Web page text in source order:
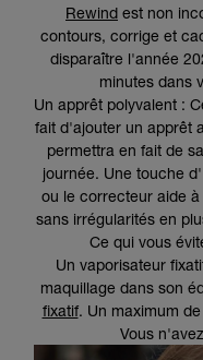
Rewind est non
contours, corrige et
disparaître l'année
minutes dans
Un apprêt polyvalent :
fait d'ajouter un apprêt
permettra en fait de
journée. Une touche d'
ou le correcteur aide
sans irrégularités en
Ce qui vous
Un vaporisateur
maquillage dans son
fixatif. Un maximum
Vous